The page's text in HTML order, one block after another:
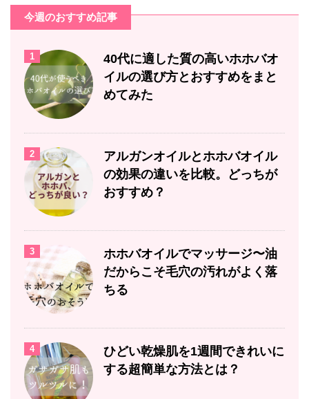
今週のおすすめ記事
1
40代に適した質の高いホホバオ
イルの選び方とおすすめをまと
めてみた
2
アルガンオイルとホホバオイル
の効果の違いを比較。どっちが
おすすめ？
3
ホホバオイルでマッサージ〜油
だからこそ毛穴の汚れがよく落
ちる
4
ひどい乾燥肌を1週間できれいに
する超簡単な方法とは？